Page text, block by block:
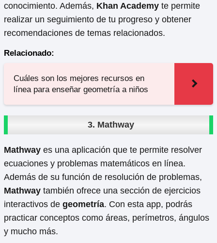
conocimiento. Además, Khan Academy te permite
realizar un seguimiento de tu progreso y obtener
recomendaciones de temas relacionados.
Relacionado:
Cuáles son los mejores recursos en
línea para enseñar geometría a niños
3. Mathway
Mathway es una aplicación que te permite resolver
ecuaciones y problemas matemáticos en línea.
Además de su función de resolución de problemas,
Mathway también ofrece una sección de ejercicios
interactivos de geometría. Con esta app, podrás
practicar conceptos como áreas, perímetros, ángulos
y mucho más.